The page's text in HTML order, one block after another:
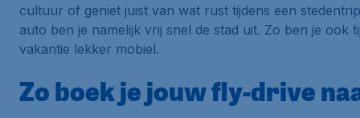
cultuur of geniet juist van wat rust tijdens een
auto ben je namelijk vrij snel de stad uit. Zo ben je ook
vakantie lekker mobiel.
Zo boek je jouw fly-drive